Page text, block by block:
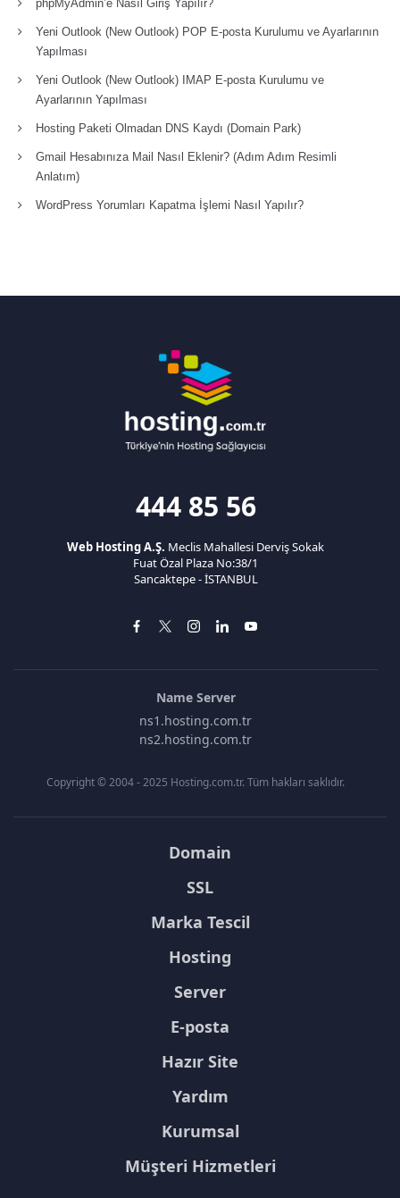
phpMyAdmin’e Nasıl Giriş Yapılır?
Yeni Outlook (New Outlook) POP E-posta Kurulumu ve Ayarlarının
Yapılması
Yeni Outlook (New Outlook) IMAP E-posta Kurulumu ve
Ayarlarının Yapılması
Hosting Paketi Olmadan DNS Kaydı (Domain Park)
Gmail Hesabınıza Mail Nasıl Eklenir? (Adım Adım Resimli
Anlatım)
WordPress Yorumları Kapatma İşlemi Nasıl Yapılır?
444 85 56
Web Hosting A.Ş. Meclis Mahallesi Derviş Sokak
Fuat Özal Plaza No:38/1
Sancaktepe - İSTANBUL
Name Server
ns1.hosting.com.tr
ns2.hosting.com.tr
Copyright © 2004 - 2025 Hosting.com.tr. Tüm hakları saklıdır.
Domain
SSL
Marka Tescil
Hosting
Server
E-posta
Hazır Site
Yardım
Kurumsal
Müşteri Hizmetleri